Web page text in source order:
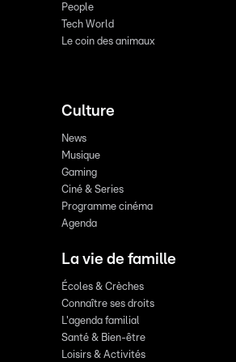
People
Tech World
Le coin des animaux
Culture
News
Musique
Gaming
Ciné & Series
Programme cinéma
Agenda
La vie de famille
Écoles & Crèches
Connaître ses droits
L'agenda familial
Santé & Bien-être
Loisirs & Activités